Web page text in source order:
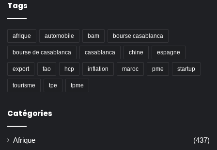
Tags
afrique automobile bam bourse casablanca
bourse de casablanca casablanca chine espagne
export fao hcp inflation maroc pme startup
tourisme tpe tpme
Catégories
Afrique
(437)